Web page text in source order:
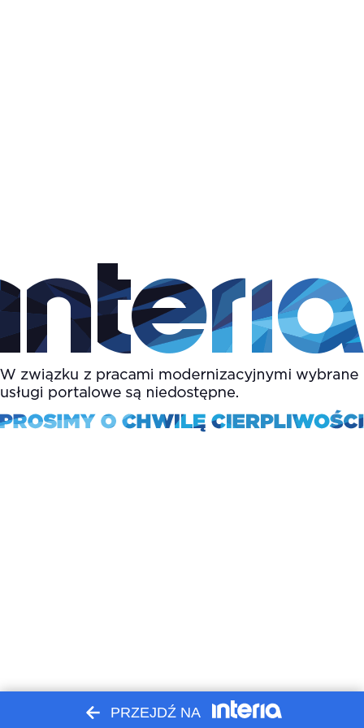
PRZEJDŹ NA